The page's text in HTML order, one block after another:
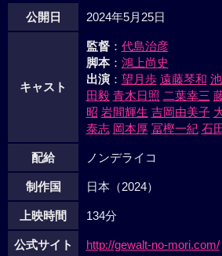
公開日 2024年5月25日
キャスト
監督： 代島治彦
脚本： 鴻上尚史
出演： 望月歩 遠藤琴和
田毅 青木日照 二葉幸三
昭 岩間輝生 吉岡由美子
泰志 岡本厚 冨樫一紀 石
配給 ノンデライコ
制作国 日本（2024）
上映時間 134分
公式サイト http://gewalt-no-mori.com/